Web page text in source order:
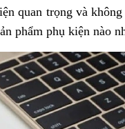
quan trọng và
phẩm phụ kiện nào